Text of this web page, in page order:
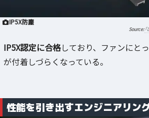
IP5X防塵
IP5X認定に合格しており、ファンにと
が付着しづらくなっている。
性能を引き出すエンジニアリン